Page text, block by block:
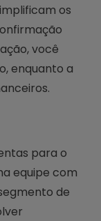
os
você
enquanto a
para o
equipe com
de